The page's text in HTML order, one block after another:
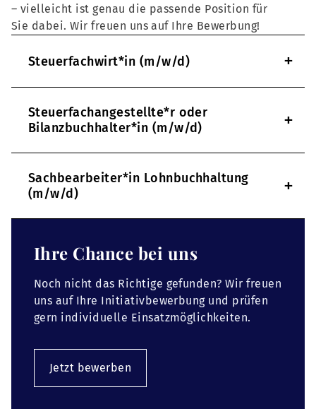
– vielleicht ist genau die passende Position für
Sie dabei. Wir freuen uns auf Ihre Bewerbung!
Steuerfachwirt*in (m/w/d) +
Steuerfachangestellte*r oder
Bilanzbuchhalter*in (m/w/d)
+
Sachbearbeiter*in Lohnbuchhaltung
(m/w/d)
+
Ihre Chance bei uns
Noch nicht das Richtige gefunden? Wir freuen
uns auf Ihre Initiativbewerbung und prüfen
gern individuelle Einsatzmöglichkeiten.
Jetzt bewerben